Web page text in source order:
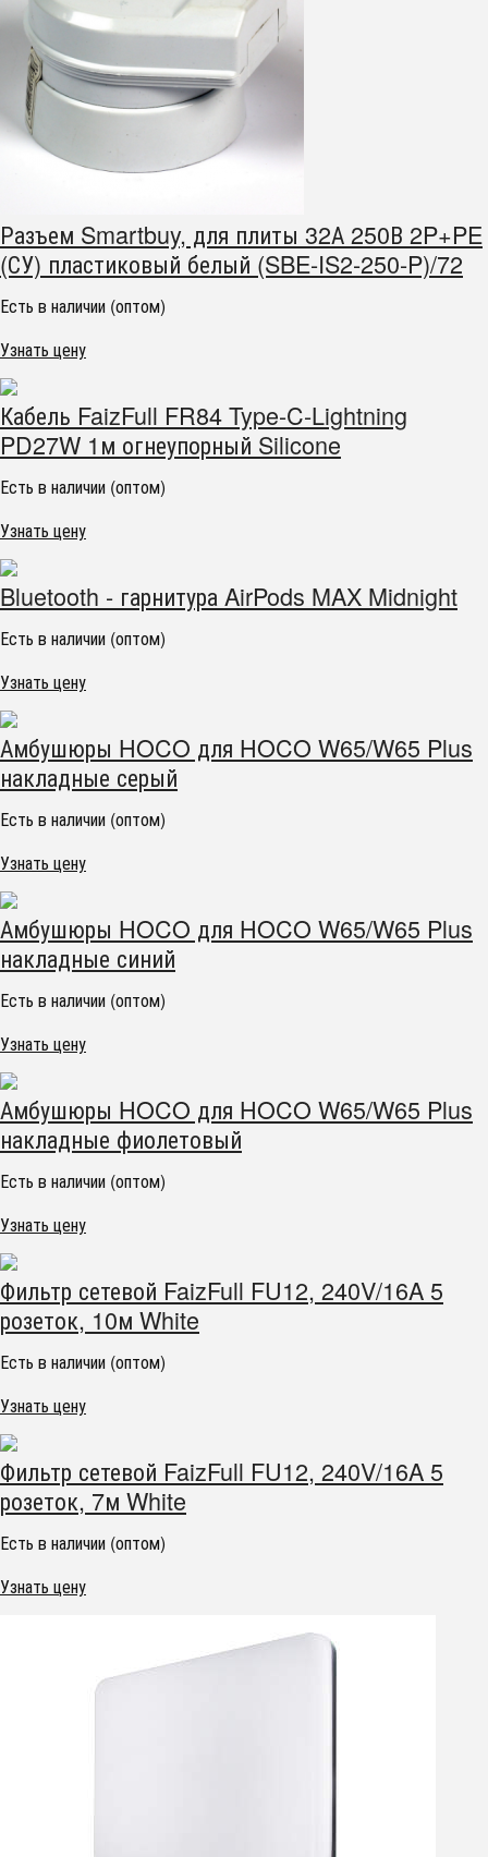
Разъем Smartbuy, для плиты 32А 250В 2P+PE
(СУ) пластиковый белый (SBE-IS2-250-P)/72
Есть в наличии (оптом)
Узнать цену
Кабель FaizFull FR84 Type-C-Lightning
PD27W 1м огнеупорный Silicone
Есть в наличии (оптом)
Узнать цену
Bluetooth - гарнитура AirPods MAX Midnight
Есть в наличии (оптом)
Узнать цену
Амбушюры HOCO для HOCO W65/W65 Plus
накладные серый
Есть в наличии (оптом)
Узнать цену
Амбушюры HOCO для HOCO W65/W65 Plus
накладные синий
Есть в наличии (оптом)
Узнать цену
Амбушюры HOCO для HOCO W65/W65 Plus
накладные фиолетовый
Есть в наличии (оптом)
Узнать цену
Фильтр сетевой FaizFull FU12, 240V/16A 5
розеток, 10м White
Есть в наличии (оптом)
Узнать цену
Фильтр сетевой FaizFull FU12, 240V/16A 5
розеток, 7м White
Есть в наличии (оптом)
Узнать цену